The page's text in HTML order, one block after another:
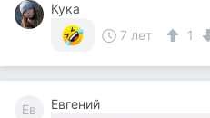
Кука
7 лет
1
Ев Евгений